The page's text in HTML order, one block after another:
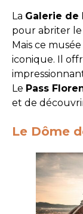
La Galerie de
pour abriter
Mais ce
iconique. Il
Le Pass
et de
Le Dôme